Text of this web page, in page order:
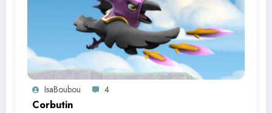
IsaBoubou 4
Corbutin